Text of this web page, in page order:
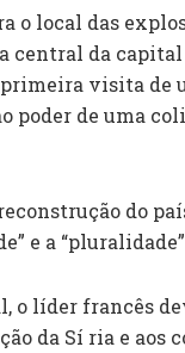
local das
central da
visita de
poder de uma
do
e a
o líder francês
da Sí ria e aos